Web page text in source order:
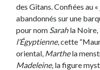
des Gitans. Confiées au
abandonnés sur une
pour nom Sarahla Noire,
l’Égyptienne, cette
oriental, Marthela
Madeleine, la figure